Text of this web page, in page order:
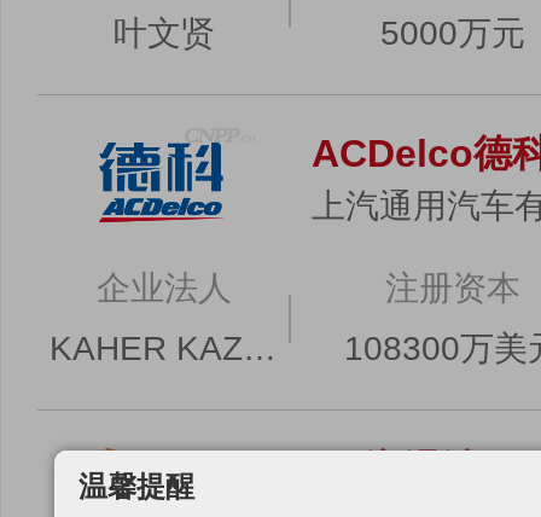
叶文贤
5000万元
ACDelco德
上汽通用汽车
企业法人
KAHER KAZEM
注册资本
108300万美
温馨提醒